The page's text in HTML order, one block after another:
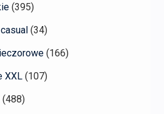
(395)
(34)
(166)
XXL (107)
(488)